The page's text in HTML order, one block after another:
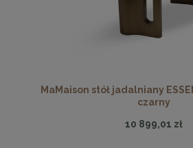
MaMaison stół jadalniany
czarny
10 899,01 zł